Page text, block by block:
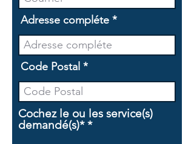
Adresse compléte
Code Postal
Cochez le ou les service(s)
demandé(s)* *O